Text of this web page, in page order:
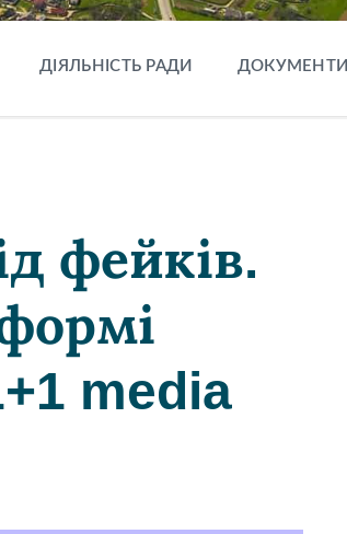
ДІЯЛЬНІСТЬ РАДИ ДОКУМЕНТИ
фейків.
media